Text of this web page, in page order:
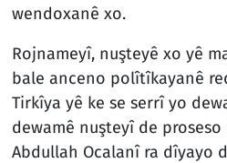
wendoxanê xo.
Rojnameyî, nuşteyê xo yê
bale anceno polîtîkayanê
Tirkîya yê ke se serrî yo
dewamê nuşteyî de proseso
Abdullah Ocalanî ra dîyayo